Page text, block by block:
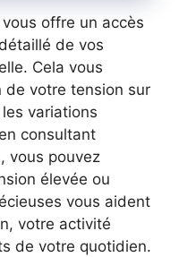
vous offre un accès
de vos
Cela vous
de votre tension sur
variations
consultant
vous pouvez
élevée ou
vous aident
votre activité
de votre quotidien.